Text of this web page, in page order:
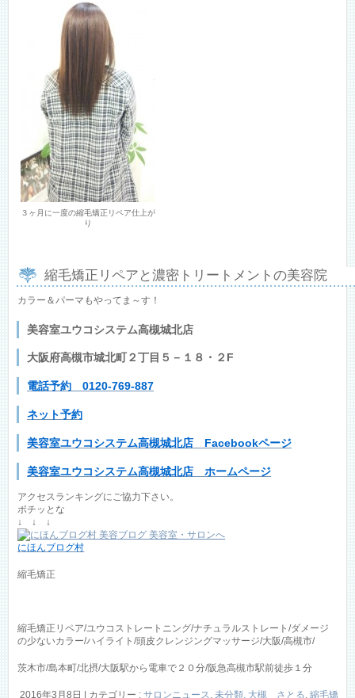
３ヶ月に一度の縮毛矯正リペア仕上が
り
縮毛矯正リペアと濃密トリートメントの美容院
カラー＆パーマもやってま～す！
美容室ユウコシステム高槻城北店
大阪府高槻市城北町２丁目５－１８・２F
電話予約 0120-769-887
ネット予約
美容室ユウコシステム高槻城北店 Facebookページ
美容室ユウコシステム高槻城北店 ホームページ
アクセスランキングにご協力下さい。
ポチッとな
↓ ↓ ↓
にほんブログ村
縮毛矯正
縮毛矯正リペア/ユウコストレートニング/ナチュラルストレート/ダメージ
の少ないカラー/ハイライト/頭皮クレンジングマッサージ/大阪/高槻市/
茨木市/島本町/北摂/大阪駅から電車で２０分/阪急高槻市駅前徒歩１分
2016年3月8日 カテゴリー : サロンニュース, 未分類, 大槻 さとる, 縮毛矯